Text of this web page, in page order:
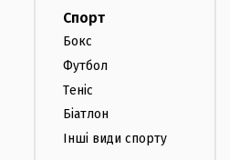
Спорт
Бокс
Футбол
Теніс
Біатлон
Інші види спорту